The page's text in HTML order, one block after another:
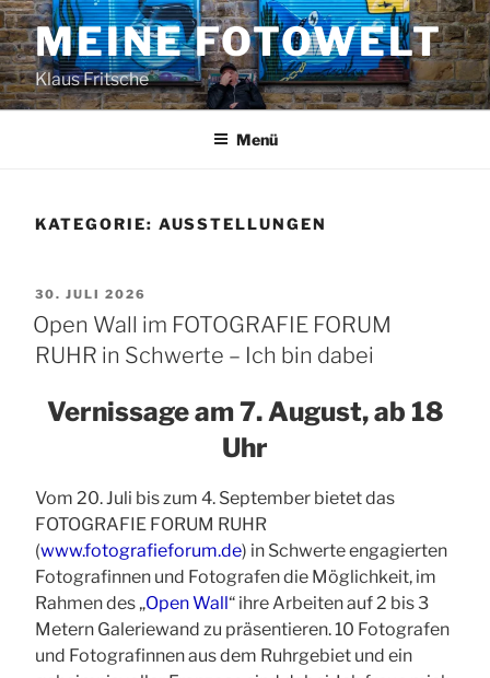
Zum
Inhalt
springenMEINE FOTOWELT
Klaus Fritsche
Menü
KATEGORIE: AUSSTELLUNGEN
VERÖFFENTLICHT
AM
30. JULI 2026
Open Wall im FOTOGRAFIE FORUM
RUHR in Schwerte – Ich bin dabei
Vernissage am 7. August, ab 18
Uhr
Vom 20. Juli bis zum 4. September bietet das
FOTOGRAFIE FORUM RUHR
(www.fotografieforum.de) in Schwerte engagierten
Fotografinnen und Fotografen die Möglichkeit, im
Rahmen des „Open Wall“ ihre Arbeiten auf 2 bis 3
Metern Galeriewand zu präsentieren. 10 Fotografen
und Fotografinnen aus dem Ruhrgebiet und ein